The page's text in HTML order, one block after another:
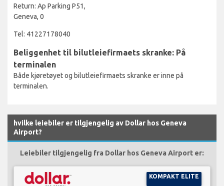
Return: Ap Parking P51,
Geneva, 0
Tel: 41227178040
Beliggenhet til bilutleiefirmaets skranke: På
terminalen
Både kjøretøyet og bilutleiefirmaets skranke er inne på
terminalen.
hvilke leiebiler er tilgjengelig av Dollar hos Geneva
Airport?
Leiebiler tilgjengelig fra Dollar hos Geneva Airport er:
KOMPAKT ELITE